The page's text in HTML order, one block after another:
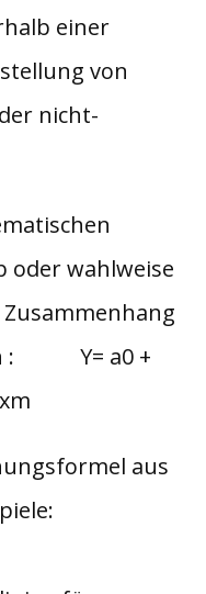
einer
von
nicht-
oder wahlweise
: Y= a0 +
aus